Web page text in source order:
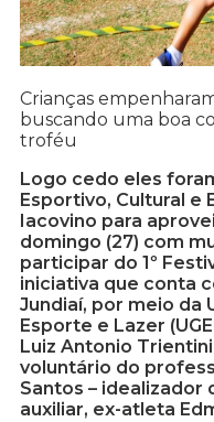
Crianças
buscando uma boa
troféu
Logo cedo eles
Esportivo, Cultural e
Iacovino para
domingo (27) com
participar do 1º
iniciativa que conta
Jundiaí, por meio da
Esporte e Lazer
Luiz Antonio
voluntário do
Santos – idealizador
auxiliar, ex-atleta